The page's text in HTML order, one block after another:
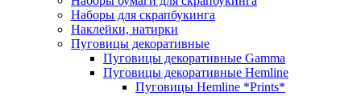
Наборы для скрапбукинга
Наклейки, натирки
Пуговицы декоративные
Пуговицы декоративные Gamma
Пуговицы декоративные Hemline
Пуговицы Hemline *Prints*